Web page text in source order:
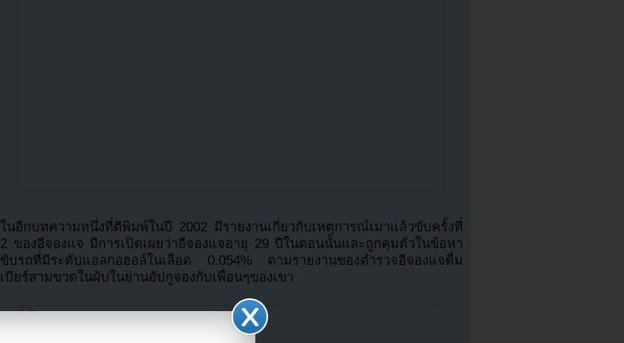
ในอีกบทความหนึ่งที่ตีพิมพ์ในปี 2002 มีรายงานเกี่ยวกับเหตุการณ์เมาแล้วขับครั้งที่
2 ของอีจองแจ มีการเปิดเผยว่าอีจองแจอายุ 29 ปีในตอนนั้นและถูกคุมตัวในข้อหา
ขับรถที่มีระดับแอลกอฮอล์ในเลือด 0.054% ตามรายงานของตำรวจอีจองแจดื่ม
เบียร์สามขวดในผับในย่านอัปกูจองกับเพื่อนๆของเขา